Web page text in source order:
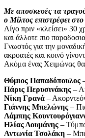
Με αποσκευές τα
ο Μίλτος επιστρέφει
Λίγο πριν «κλείσει» 30
και άλλοτε πιο
Γνωστός για την
ακροατές και κοινό
Ακόμα ένας Χειμώνας θα
Θύμιος Παπαδόπουλος
Πάρις Περυσινάκης –
Νίκη Γρανά –
Γιάννης Μπελώνης –
Λάμπης
Ηλίας Δουμάνης –
Αντωνία Τσολάκη –